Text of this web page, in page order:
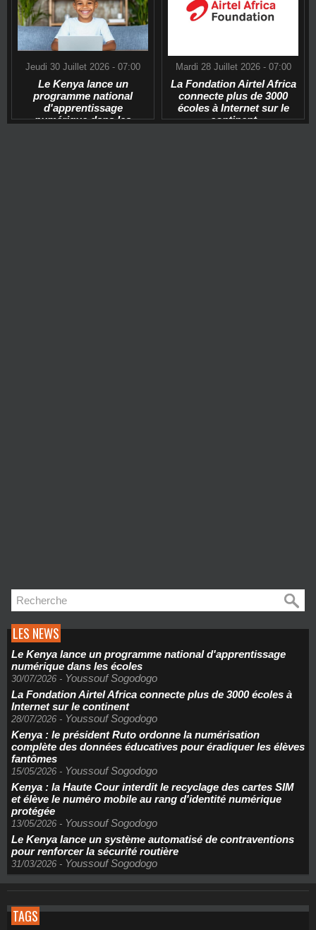
Jeudi 30 Juillet 2026 - 07:00
Le Kenya lance un
programme national
d'apprentissage
numérique dans les
Mardi 28 Juillet 2026 - 07:00
La Fondation Airtel Africa
connecte plus de 3000
écoles à Internet sur le
continent
LES NEWS
Le Kenya lance un programme national d'apprentissage
numérique dans les écoles
30/07/2026 - Youssouf Sogodogo
La Fondation Airtel Africa connecte plus de 3000 écoles à
Internet sur le continent
28/07/2026 - Youssouf Sogodogo
Kenya : le président Ruto ordonne la numérisation
complète des données éducatives pour éradiquer les élèves
fantômes
15/05/2026 - Youssouf Sogodogo
Kenya : la Haute Cour interdit le recyclage des cartes SIM
et élève le numéro mobile au rang d'identité numérique
protégée
13/05/2026 - Youssouf Sogodogo
Le Kenya lance un système automatisé de contraventions
pour renforcer la sécurité routière
31/03/2026 - Youssouf Sogodogo
TAGS